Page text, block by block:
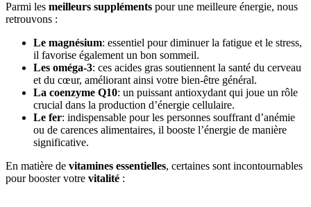
Parmi les meilleurs suppléments pour une meilleure énergie, nous
retrouvons :
Le magnésium: essentiel pour diminuer la fatigue et le stress,
il favorise également un bon sommeil.
Les oméga-3: ces acides gras soutiennent la santé du cerveau
et du cœur, améliorant ainsi votre bien-être général.
La coenzyme Q10: un puissant antioxydant qui joue un rôle
crucial dans la production d’énergie cellulaire.
Le fer: indispensable pour les personnes souffrant d’anémie
ou de carences alimentaires, il booste l’énergie de manière
significative.
En matière de vitamines essentielles, certaines sont incontournables
pour booster votre vitalité :